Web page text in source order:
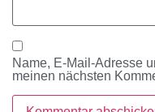
Name, E-Mail-Adresse
meinen nächsten